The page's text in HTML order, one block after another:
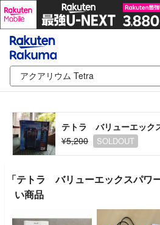
テトラ バリューエック
¥5,200
SOLDOUT
「テトラ バリューエックスパ
い商品